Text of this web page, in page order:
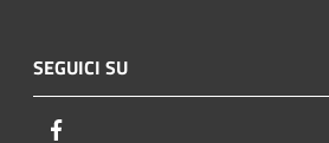
SEGUICI SU